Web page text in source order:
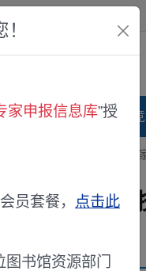
项目指南库 奖项
技术厅关于征集科技伦理专
关于征集
家申报信息库”授
员套餐， 点击此
书馆资源部门